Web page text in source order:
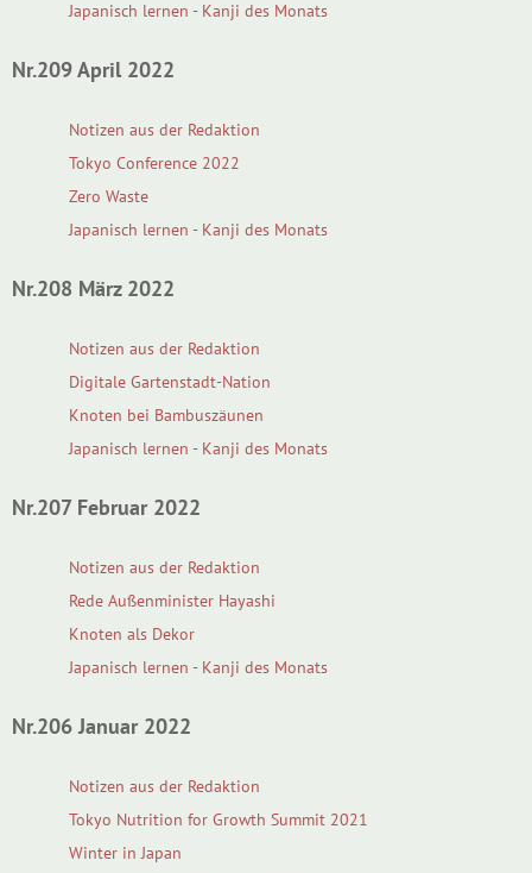
Japanisch lernen - Kanji des Monats
Nr.209 April 2022
Notizen aus der Redaktion
Tokyo Conference 2022
Zero Waste
Japanisch lernen - Kanji des Monats
Nr.208 März 2022
Notizen aus der Redaktion
Digitale Gartenstadt-Nation
Knoten bei Bambuszäunen
Japanisch lernen - Kanji des Monats
Nr.207 Februar 2022
Notizen aus der Redaktion
Rede Außenminister Hayashi
Knoten als Dekor
Japanisch lernen - Kanji des Monats
Nr.206 Januar 2022
Notizen aus der Redaktion
Tokyo Nutrition for Growth Summit 2021
Winter in Japan